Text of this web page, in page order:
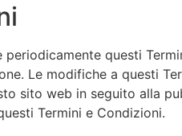
questi
Le modifiche a questi
sito web in seguito alla
Termini e Condizioni.